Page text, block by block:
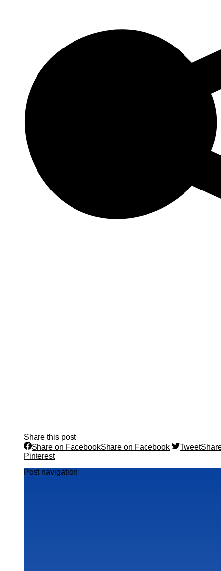
Share this post
Share on FacebookShare on Facebook Tweet
Pinterest
Post navigation